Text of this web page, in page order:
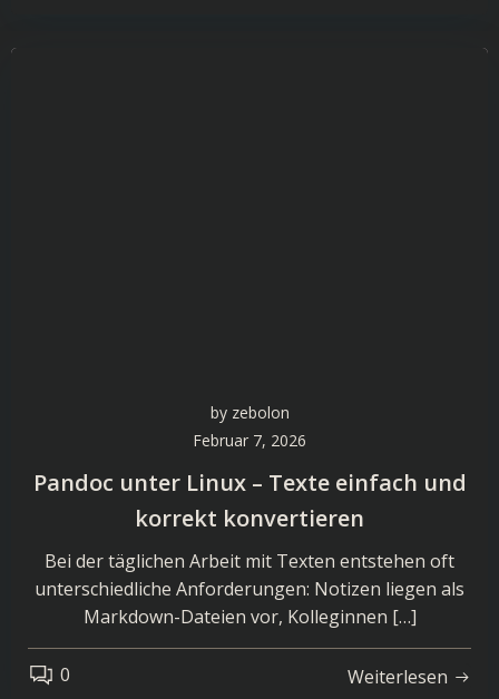
by zebolon
Februar 7, 2026
Pandoc unter Linux – Texte einfach und
korrekt konvertieren
Bei der täglichen Arbeit mit Texten entstehen oft
unterschiedliche Anforderungen: Notizen liegen als
Markdown-Dateien vor, Kolleginnen […]
0 Weiterlesen